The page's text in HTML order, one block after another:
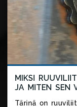
MIKSI
JA MITEN SEN
Tärinä on